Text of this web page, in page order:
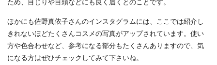
ほかにも佐野真依子さんのインスタグラムには、ここでは紹介し
きれないほどたくさんコスメの写真がアップされています。使い
方や色合わせなど、参考になる部分もたくさんありますので、気
になる方はぜひチェックしてみて下さいね。